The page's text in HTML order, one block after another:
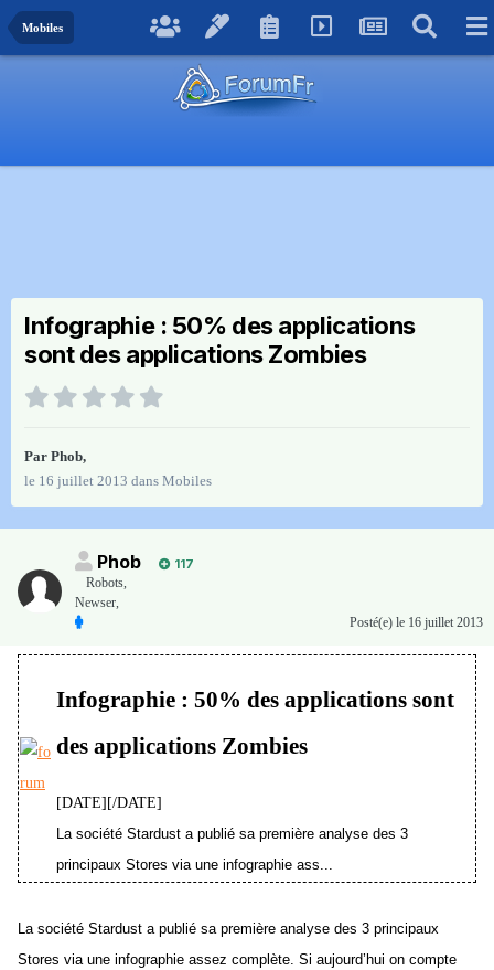
Mobiles
Infographie : 50% des applications
sont des applications Zombies
Par Phob,
le 16 juillet 2013 dans Mobiles
Phob
117
Robots,
Newser,
Posté(e) le 16 juillet 2013
Infographie : 50% des applications sont
des applications Zombies
[DATE][/DATE]
La société Stardust a publié sa première analyse des 3
principaux Stores via une infographie ass...
La société Stardust a publié sa première analyse des 3 principaux
Stores via une infographie assez complète. Si aujourd’hui on compte